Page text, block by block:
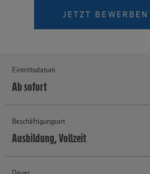
JETZT BEWERBEN
Eintrittsdatum
Ab sofort
Beschäftigungsart
Ausbildung, Vollzeit